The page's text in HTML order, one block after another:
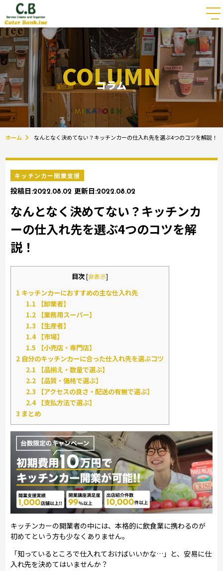
COLUMN
コラム
ホーム なんとなく決めてない？キッチンカーの仕入れ先を選ぶ4つのコツを解説！
キッチンカー開業支援
投稿日:2022.08.02 更新日:2022.08.02
なんとなく決めてない？キッチンカ
ーの仕入れ先を選ぶ4つのコツを解
説！
目次[非表示]
1 キッチンカーにおすすめの主な仕入れ先
1.1 【卸業者】
1.2 【業務用スーパー】
1.3 【生産者】
1.4【市場】
1.5 【小売店・専門店】
2 自分のキッチンカーに合った仕入れ先を選ぶコツ
2.1 【品揃え・数量で選ぶ】
2.2 【品質・価格で選ぶ】
2.3 【アクセスの良さ・配送の有無で選ぶ】
2.4【支払方法で選ぶ】
3 まとめ
キッチンカーの開業者の中には、本格的に飲食業に携わるのが
初めてという方も少なくありません。
「知っているところで仕入れておけばいいかな…」と、安易に仕
入れ先を決めてはいませんか？